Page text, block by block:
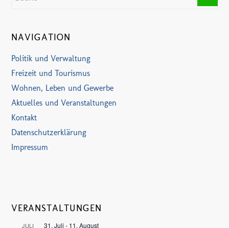
NAVIGATION
Politik und Verwaltung
Freizeit und Tourismus
Wohnen, Leben und Gewerbe
Aktuelles und Veranstaltungen
Kontakt
Datenschutzerklärung
Impressum
VERANSTALTUNGEN
JULI 31. Juli - 11. August